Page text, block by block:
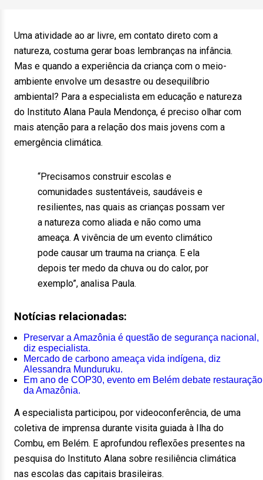
Uma atividade ao ar livre, em contato direto com a
natureza, costuma gerar boas lembranças na infância.
Mas e quando a experiência da criança com o meio-
ambiente envolve um desastre ou desequilíbrio
ambiental? Para a especialista em educação e natureza
do Instituto Alana Paula Mendonça, é preciso olhar com
mais atenção para a relação dos mais jovens com a
emergência climática.
“Precisamos construir escolas e
comunidades sustentáveis, saudáveis e
resilientes, nas quais as crianças possam ver
a natureza como aliada e não como uma
ameaça. A vivência de um evento climático
pode causar um trauma na criança. E ela
depois ter medo da chuva ou do calor, por
exemplo”, analisa Paula.
Notícias relacionadas:
Preservar a Amazônia é questão de segurança nacional,
diz especialista.
Mercado de carbono ameaça vida indígena, diz
Alessandra Munduruku.
Em ano de COP30, evento em Belém debate restauração
da Amazônia.
A especialista participou, por videoconferência, de uma
coletiva de imprensa durante visita guiada à Ilha do
Combu, em Belém. E aprofundou reflexões presentes na
pesquisa do Instituto Alana sobre resiliência climática
nas escolas das capitais brasileiras.